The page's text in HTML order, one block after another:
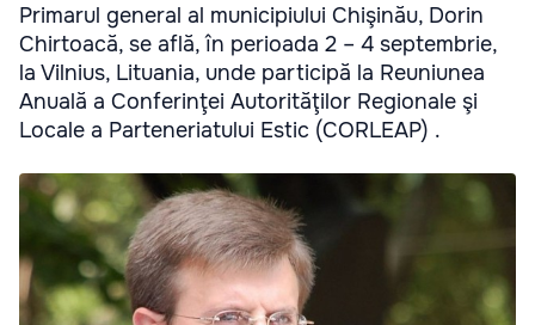
Primarul general al municipiului Chişinău, Dorin
Chirtoacă, se află, în perioada 2 – 4 septembrie,
la Vilnius, Lituania, unde participă la Reuniunea
Anuală a Conferinţei Autorităţilor Regionale şi
Locale a Parteneriatului Estic (CORLEAP) .